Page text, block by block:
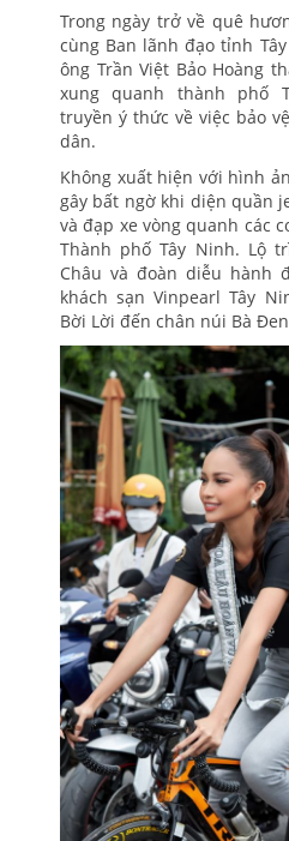
Trong ngày trở về quê
cùng Ban lãnh đạo tỉnh
ông Trần Việt Bảo Hoàng
xung quanh thành phố
truyền ý thức về việc bảo
dân.
Không xuất hiện với hình
gây bất ngờ khi diện quần
và đạp xe vòng quanh các
Thành phố Tây Ninh. Lộ
Châu và đoàn diễu hành
khách sạn Vinpearl Tây
Bời Lời đến chân núi Bà